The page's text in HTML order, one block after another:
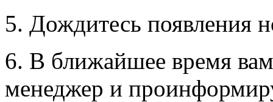
5. Дождитесь появления
6. В ближайшее время
менеджер и